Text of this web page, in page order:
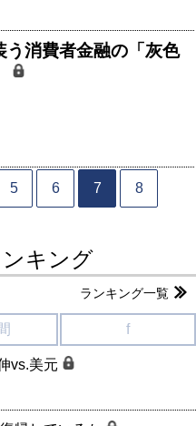
う消費者金融の「灰色
5 6 7 8
キング
ランキング一覧
f
vs.美元